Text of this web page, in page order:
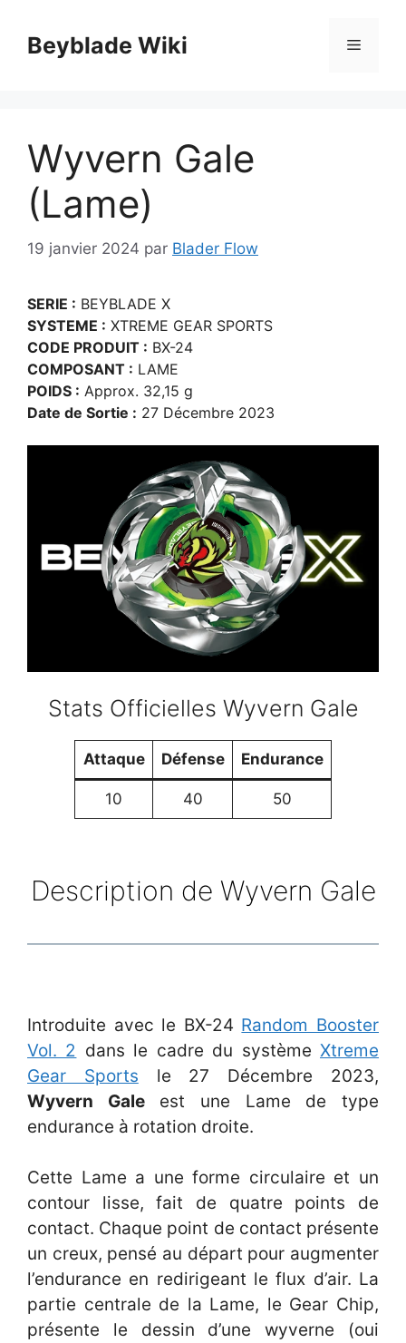
contenuBeyblade Wiki Menu
Wyvern Gale
(Lame)
19 janvier 2024 par Blader Flow
SERIE : BEYBLADE X
SYSTEME : XTREME GEAR SPORTS
CODE PRODUIT : BX-24
COMPOSANT : LAME
POIDS : Approx. 32,15 g
Date de Sortie : 27 Décembre 2023
Stats Officielles Wyvern Gale
Attaque Défense Endurance
10 40 50
Description de Wyvern Gale
Introduite avec le BX-24 Random Booster
Vol. 2 dans le cadre du systèmeXtreme
Gear Sports le 27 Décembre 2023,
Wyvern Galeest une Lame de type
endurance à rotation droite.
Cette Lame a une forme circulaire et un
contour lisse, fait de quatre points de
contact. Chaque point de contact présente
un creux, pensé au départ pour augmenter
l’endurance en redirigeant le flux d’air. La
partie centrale de la Lame, le Gear Chip,
présente le dessin d’une wyverne (oui